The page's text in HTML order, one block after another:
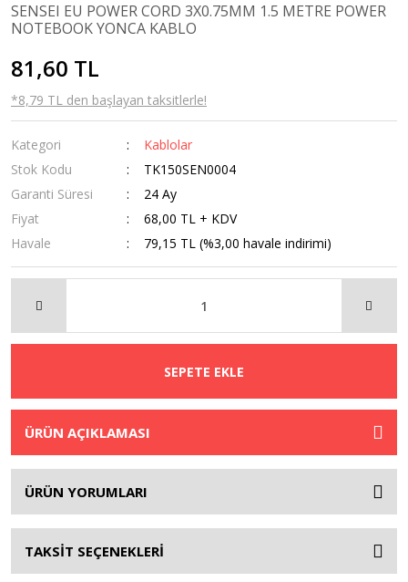
SENSEI EU POWER CORD 3X0.75MM 1.5 METRE POWER
NOTEBOOK YONCA KABLO
81,60 TL
*8,79 TL den başlayan taksitlerle!
Kategori
Kablolar
Stok Kodu
TK150SEN0004
Garanti Süresi
24 Ay
Fiyat
68,00 TL + KDV
Havale
79,15 TL (%3,00 havale indirimi)
SEPETE EKLE
ÜRÜN AÇIKLAMASI
ÜRÜN YORUMLARI
TAKSİT SEÇENEKLERİ